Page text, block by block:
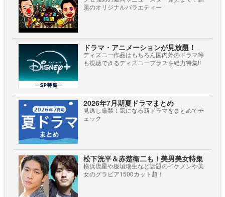
題のオリジナルバラエティー
ドラマ・アニメーションが見放題！
ディズニー作品はもちろん国内外のドラマ等
も視聴できるディズニープラスを総力特集!!
2026年7月期夏ドラマまとめ
見逃し厳禁！気になる新ドラマをまとめてチ
ェック
松下洸平＆赤楚衛二も！美男美女特集
横浜流星や板垣瑞生など話題のイケメンや美
女のグラビア1500カット超！